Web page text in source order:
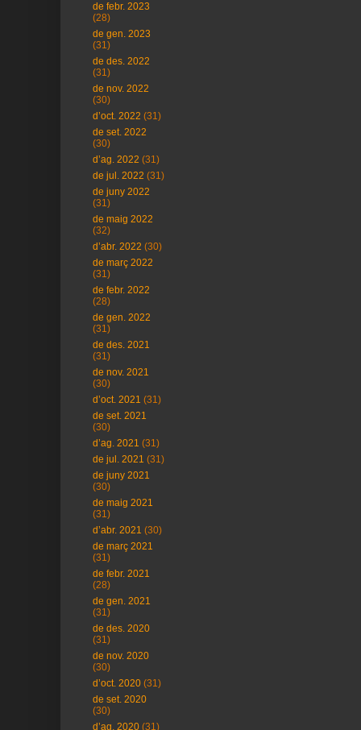
de febr. 2023
(28)
de gen. 2023
(31)
de des. 2022
(31)
de nov. 2022
(30)
d’oct. 2022 (31)
de set. 2022
(30)
d’ag. 2022 (31)
de jul. 2022 (31)
de juny 2022
(31)
de maig 2022
(32)
d’abr. 2022 (30)
de març 2022
(31)
de febr. 2022
(28)
de gen. 2022
(31)
de des. 2021
(31)
de nov. 2021
(30)
d’oct. 2021 (31)
de set. 2021
(30)
d’ag. 2021 (31)
de jul. 2021 (31)
de juny 2021
(30)
de maig 2021
(31)
d’abr. 2021 (30)
de març 2021
(31)
de febr. 2021
(28)
de gen. 2021
(31)
de des. 2020
(31)
de nov. 2020
(30)
d’oct. 2020 (31)
de set. 2020
(30)
d’ag. 2020 (31)